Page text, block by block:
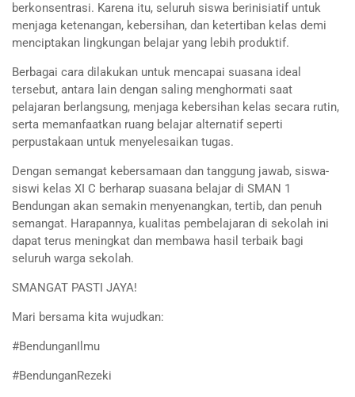
berkonsentrasi. Karena itu, seluruh siswa berinisiatif untuk
menjaga ketenangan, kebersihan, dan ketertiban kelas demi
menciptakan lingkungan belajar yang lebih produktif.
Berbagai cara dilakukan untuk mencapai suasana ideal
tersebut, antara lain dengan saling menghormati saat
pelajaran berlangsung, menjaga kebersihan kelas secara rutin,
serta memanfaatkan ruang belajar alternatif seperti
perpustakaan untuk menyelesaikan tugas.
Dengan semangat kebersamaan dan tanggung jawab, siswa-
siswi kelas XI C berharap suasana belajar di SMAN 1
Bendungan akan semakin menyenangkan, tertib, dan penuh
semangat. Harapannya, kualitas pembelajaran di sekolah ini
dapat terus meningkat dan membawa hasil terbaik bagi
seluruh warga sekolah.
SMANGAT PASTI JAYA!
Mari bersama kita wujudkan:
#BendunganIlmu
#BendunganRezeki